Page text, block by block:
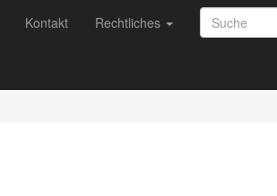
Kontakt Rechtliches